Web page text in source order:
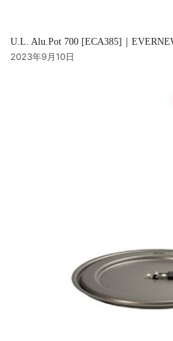
U.L. Alu.Pot 700 [ECA385]｜
2023年9月10日